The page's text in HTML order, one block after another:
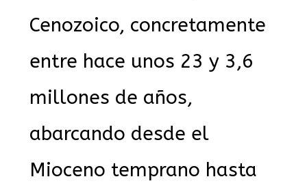
Cenozoico, concretamente
entre hace unos 23 y 3,6
millones de años,
abarcando desde el
Mioceno temprano hasta